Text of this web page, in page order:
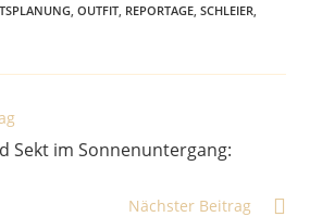
OUTFIT REPORTAGE SCHLEIER
Sekt im Sonnenuntergang:
Nächster Beitrag